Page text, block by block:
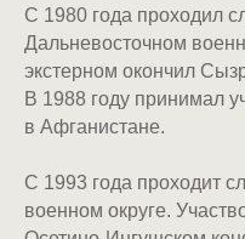
С 1980 года проходил
Дальневосточном
экстерном окончил
В 1988 году принимал
в Афганистане.
С 1993 года проходит
военном округе.